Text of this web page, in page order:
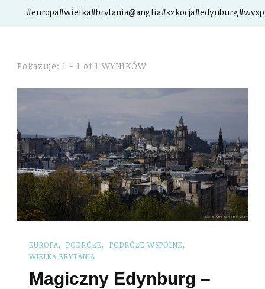
Pokazuje: 1 - 1 of 1 WYNIKÓW
EUROPA PODRÓŻE
PODRÓŻE WSPÓLNE
WIELKA BRYTANIA
Magiczny Edynburg –